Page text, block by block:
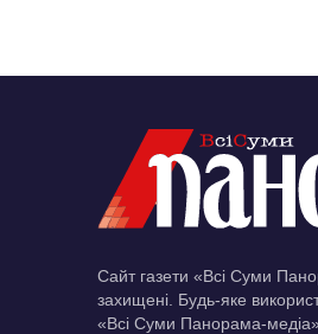
Сайт газети «Всі Суми
захищені. Будь-яке
«Всі Суми Панорама-